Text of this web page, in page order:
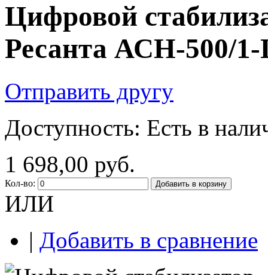
Цифровой
Ресанта АСН-500/
Отправить другу
Доступность: Есть в
1 698,00 руб.
Кол-во: Добавить в корзину
ИЛИ
| Добавить в сравнение